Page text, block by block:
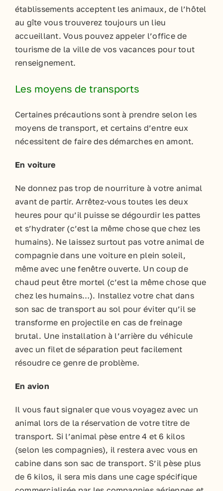
établissements acceptent les animaux, de l’hôtel
au gîte vous trouverez toujours un lieu
accueillant. Vous pouvez appeler l’office de
tourisme de la ville de vos vacances pour tout
renseignement.
Les moyens de transports
Certaines précautions sont à prendre selon les
moyens de transport, et certains d’entre eux
nécessitent de faire des démarches en amont.
En voiture
Ne donnez pas trop de nourriture à votre animal
avant de partir. Arrêtez-vous toutes les deux
heures pour qu’il puisse se dégourdir les pattes
et s’hydrater (c’est la même chose que chez les
humains). Ne laissez surtout pas votre animal de
compagnie dans une voiture en plein soleil,
même avec une fenêtre ouverte. Un coup de
chaud peut être mortel (c’est la même chose que
chez les humains…). Installez votre chat dans
son sac de transport au sol pour éviter qu’il se
transforme en projectile en cas de freinage
brutal. Une installation à l’arrière du véhicule
avec un filet de séparation peut facilement
résoudre ce genre de problème.
En avion
Il vous faut signaler que vous voyagez avec un
animal lors de la réservation de votre titre de
transport. Si l’animal pèse entre 4 et 6 kilos
(selon les compagnies), il restera avec vous en
cabine dans son sac de transport. S’il pèse plus
de 6 kilos, il sera mis dans une cage spécifique